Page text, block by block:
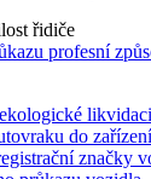
řidiče
profesní
do
značky